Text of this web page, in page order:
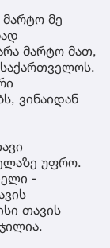
მარტო მე
მარტო მათ,
ვინაიდან
უფრო.
-
თავის